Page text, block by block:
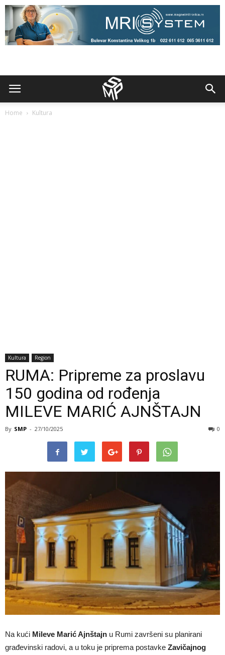
Home Kultura
Kultura Region
RUMA: Pripreme za proslavu
150 godina od rođenja
MILEVE MARIĆ AJNŠTAJN
By SMP - 27/10/2025 0
Na kući Mileve Marić Ajnštajn u Rumi završeni su planirani
građevinski radovi, a u toku je priprema postavke Zavičajnog